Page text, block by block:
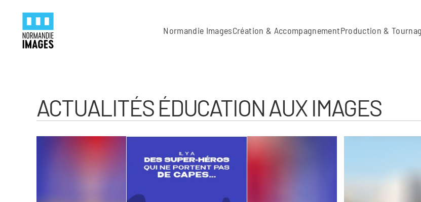
Skip to main content
Normandie ImagesCréation & AccompagnementProduction &
ACTUALITÉS ÉDUCATION AUX IMAGES